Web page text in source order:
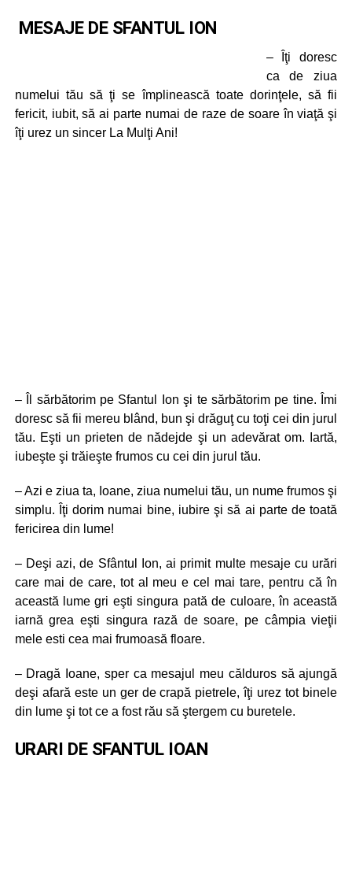
MESAJE DE SFANTUL ION
– Îţi doresc
ca de ziua
numelui tău să ţi se împlinească toate dorinţele, să fii
fericit, iubit, să ai parte numai de raze de soare în viaţă şi
îţi urez un sincer La Mulţi Ani!
– Îl sărbătorim pe Sfantul Ion şi te sărbătorim pe tine. Îmi
doresc să fii mereu blând, bun şi drăguţ cu toţi cei din jurul
tău. Eşti un prieten de nădejde şi un adevărat om. Iartă,
iubeşte şi trăieşte frumos cu cei din jurul tău.
– Azi e ziua ta, Ioane, ziua numelui tău, un nume frumos şi
simplu. Îţi dorim numai bine, iubire şi să ai parte de toată
fericirea din lume!
– Deşi azi, de Sfântul Ion, ai primit multe mesaje cu urări
care mai de care, tot al meu e cel mai tare, pentru că în
această lume gri eşti singura pată de culoare, în această
iarnă grea eşti singura rază de soare, pe câmpia vieţii
mele esti cea mai frumoasă floare.
– Dragă Ioane, sper ca mesajul meu călduros să ajungă
deşi afară este un ger de crapă pietrele, îţi urez tot binele
din lume şi tot ce a fost rău să ştergem cu buretele.
URARI DE SFANTUL IOAN